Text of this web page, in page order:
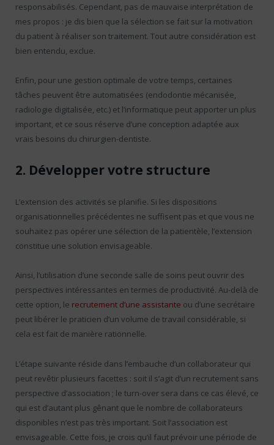
responsabilisés. Cependant, pas de mauvaise interprétation de
mes propos : je dis bien que la sélection se fait sur la motivation
du patient à réaliser son traitement. Tout autre considération est
bien entendu, exclue.
Enfin, pour une gestion optimale de votre temps, certaines
tâches peuvent être automatisées (endodontie mécanisée,
radiologie digitalisée, etc.) et l’informatique peut apporter un plus
important, et ce sous réserve d’une conception adaptée aux
vrais besoins du chirurgien-dentiste.
2. Développer votre structure
L’extension des activités se planifie. Si les dispositions
organisationnelles précédentes ne suffisent pas et que vous ne
souhaitez pas opérer une sélection de la patientèle, l’extension
constitue une solution envisageable.
Ainsi, l’utilisation d’une seconde salle de soins peut ouvrir des
perspectives intéressantes en termes de productivité. Au-delà de
cette option, le recrutement d’une assistante ou d’une secrétaire
peut libérer le praticien d’un volume de travail considérable, si
cela est fait de manière rationnelle.
L’étape suivante réside dans l’embauche d’un collaborateur qui
peut revêtir plusieurs facettes : soit il s’agit d’un recrutement sans
perspective d’association ; le turn-over sera dans ce cas élevé, ce
qui est d’autant plus gênant que le nombre de collaborateurs
disponibles n’est pas très important. Soit l’association est
envisageable. Cette fois, je crois qu’il faut prévoir une période de